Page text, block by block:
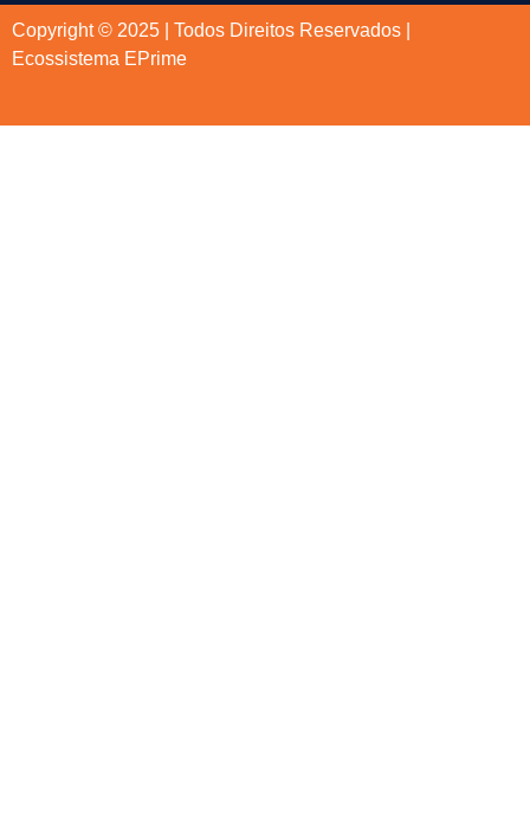
Copyright © 2025 | Todos Direitos Reservados |
Ecossistema EPrime